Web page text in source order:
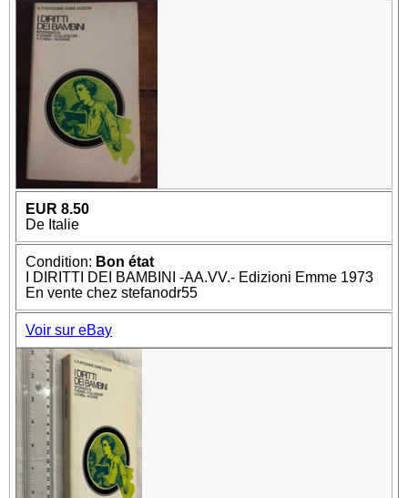
EUR 8.50
De Italie
Condition: Bon état
I DIRITTI DEI BAMBINI -AA.VV.- Edizioni Emme 1973
En vente chez stefanodr55
Voir sur eBay